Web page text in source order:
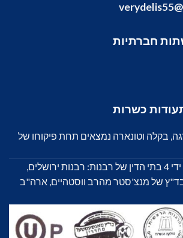
חברתיות
כשרות
בקלה וטונארה נמצאים תחת פיקוחו של
מאושרים על ידי 4 בתי הדין של רבנות: רבנות ירושלים,
של מנצ'סטר מהרב ווסטהיים, ארה"ב